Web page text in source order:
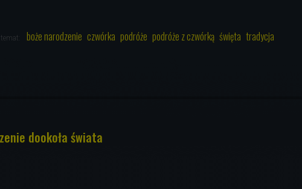
boże narodzenie czwórka podróże podróże z czwórką święta tradycja
dookoła świata